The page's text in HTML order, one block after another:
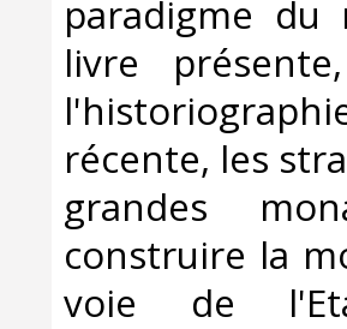
paradigme
livre
récente, les
grandes
construire la
voie de